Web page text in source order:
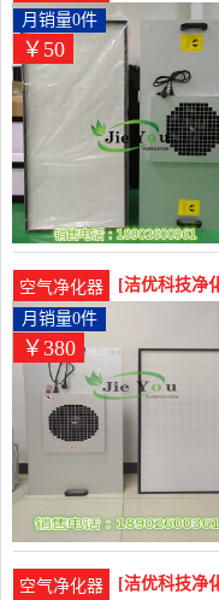
厂实验室空
￥50
月销量0件
空气净化器
[洁优科技净
无尘工作台
￥380
月销量0件
空气净化器
[洁优科技净